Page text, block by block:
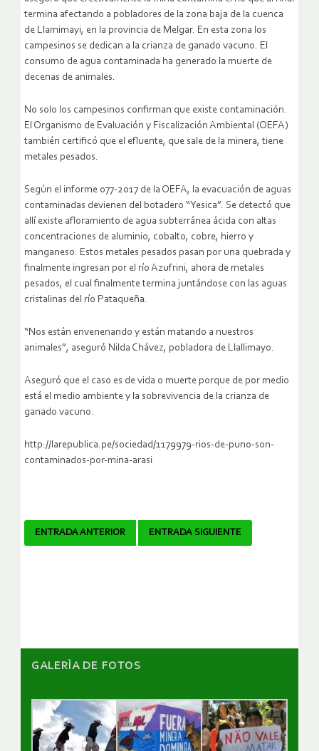
termina afectando a pobladores de la zona baja de la cuenca
de Llamimayi, en la provincia de Melgar. En esta zona los
campesinos se dedican a la crianza de ganado vacuno. El
consumo de agua contaminada ha generado la muerte de
decenas de animales.
No solo los campesinos confirman que existe contaminación.
El Organismo de Evaluación y Fiscalización Ambiental (OEFA)
también certificó que el efluente, que sale de la minera, tiene
metales pesados.
Según el informe 077-2017 de la OEFA, la evacuación de aguas
contaminadas devienen del botadero “Yesica”. Se detectó que
allí existe afloramiento de agua subterránea ácida con altas
concentraciones de aluminio, cobalto, cobre, hierro y
manganeso. Estos metales pesados pasan por una quebrada y
finalmente ingresan por el río Azufrini, ahora de metales
pesados, el cual finalmente termina juntándose con las aguas
cristalinas del río Pataqueña.
“Nos están envenenando y están matando a nuestros
animales”, aseguró Nilda Chávez, pobladora de Llallimayo.
Aseguró que el caso es de vida o muerte porque de por medio
está el medio ambiente y la sobrevivencia de la crianza de
ganado vacuno.
http://larepublica.pe/sociedad/1179979-rios-de-puno-son-
contaminados-por-mina-arasi
Navegador
ENTRADA ANTERIOR ENTRADA SIGUIENTE
GALERÌA DE FOTOS